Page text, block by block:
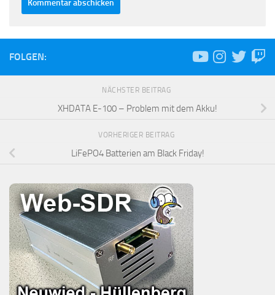
FOLGEN:
NÄCHSTER BEITRAG
XHDATA E-100 – Problem mit dem Akku!
VORHERIGER BEITRAG
LiFePO4 Batterien am Black Friday!